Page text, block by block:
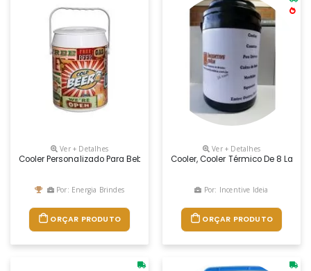
Ver + Detalhes
Cooler Personalizado Para Bebidas
Por: Energia Brindes
ORÇAR PRODUTO
Ver + Detalhes
Cooler, Cooler Térmico De 8 Latas,
Por: Incentive Ideia
ORÇAR PRODUTO